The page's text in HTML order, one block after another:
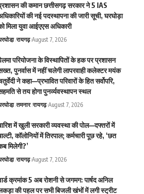
की कमान छत्तीसगढ़ सरकार ने 5 IAS
की नई पदस्थापना की जारी सूची, घरघोड़ा
मिला युवा आईएएस अधिकारी
रायगढ़ August 7, 2026
परियोजना के विस्थापितों के हक पर प्रशासन
पुनर्वास में नहीं चलेगी लापरवाही कलेक्टर मयंक
ने कहा—प्रभावित परिवारों के हित सर्वोपरि,
से तय होगा पुनर्व्यवस्थापन स्थल
तमनार रायगढ़ August 7, 2026
में खुली सरकारी व्यवस्था की पोल—दफ्तरों में
कॉलोनियों में तिरपाल; कर्मचारी पूछ रहे, ‘छत
मिलेगी?’
रायगढ़ August 7, 2026
क्रमांक 5 अब रोशनी से जगमग: पार्षद अनिल
की पहल पर सभी बिजली खंभों में लगी स्ट्रीट